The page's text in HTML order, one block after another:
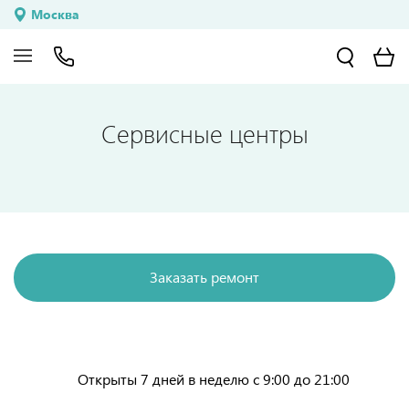
Москва
Сервисные центры
Заказать ремонт
Открыты 7 дней в неделю с 9:00 до 21:00